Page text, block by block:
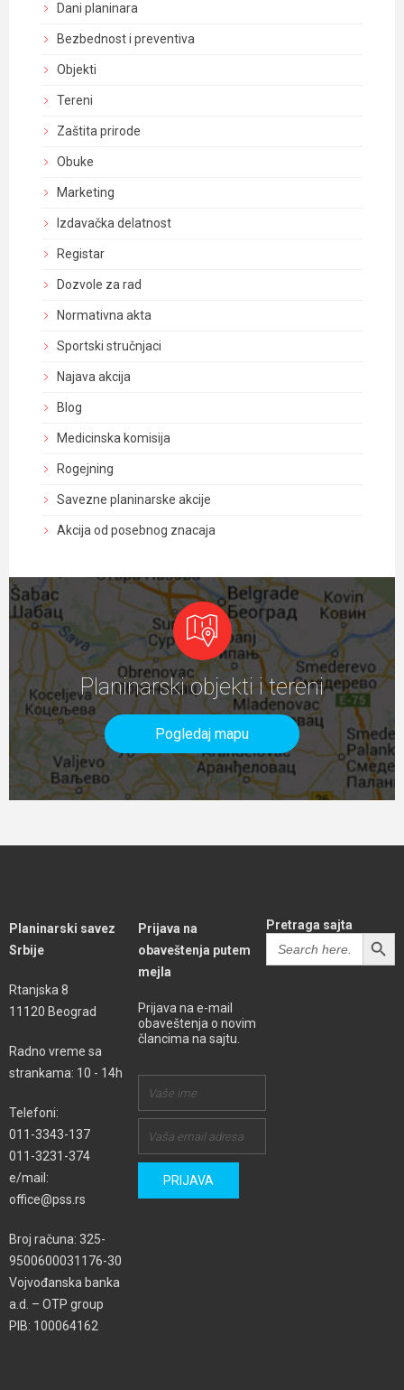
Dani planinara
Bezbednost i preventiva
Objekti
Tereni
Zaštita prirode
Obuke
Marketing
Izdavačka delatnost
Registar
Dozvole za rad
Normativna akta
Sportski stručnjaci
Najava akcija
Blog
Medicinska komisija
Rogejning
Savezne planinarske akcije
Akcija od posebnog znacaja
Planinarski objekti i tereni
Pogledaj mapu
Planinarski savez
Srbije
Rtanjska 8
11120 Beograd
Radno vreme sa
strankama: 10 - 14h
Telefoni:
011-3343-137
011-3231-374
e/mail:
office@pss.rs
Broj računa: 325-
9500600031176-30
Vojvođanska banka
a.d. – OTP group
PIB: 100064162
Prijava na
obaveštenja putem
mejla
Prijava na e-mail
obaveštenja o novim
člancima na sajtu.
Pretraga sajta
Search
for:
SEARCH